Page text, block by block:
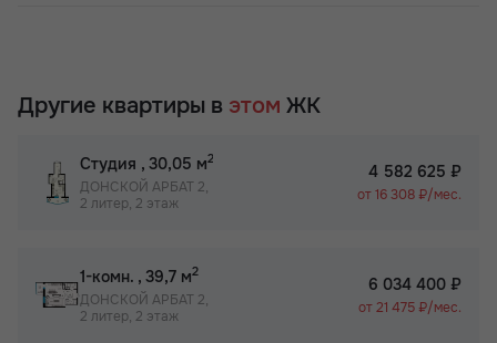
Другие квартиры в этом ЖК
Студия , 30,05 м2
ДОНСКОЙ АРБАТ 2,
2 литер, 2 этаж
4 582 625 ₽
от 16 308 ₽/мес.
1-комн. , 39,7 м2
ДОНСКОЙ АРБАТ 2,
2 литер, 2 этаж
6 034 400 ₽
от 21 475 ₽/мес.